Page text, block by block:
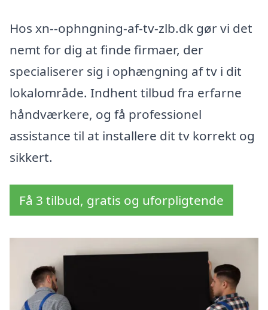
Hos xn--ophngning-af-tv-zlb.dk gør vi det
nemt for dig at finde firmaer, der
specialiserer sig i ophængning af tv i dit
lokalområde. Indhent tilbud fra erfarne
håndværkere, og få professionel
assistance til at installere dit tv korrekt og
sikkert.
Få 3 tilbud, gratis og uforpligtende